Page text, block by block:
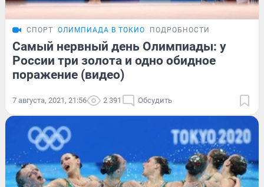
СПОРТ ОЛИМПИАДА В ТОКИО ПОДРОБНОСТИ
Самый нервный день Олимпиады: у
России три золота и одно обидное
поражение (видео)
7 августа, 2021, 21:56 2 391 Обсудить